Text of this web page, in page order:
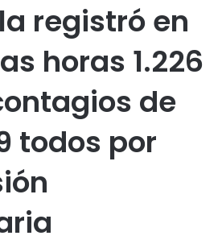
registró en
horas 1.226
de
todos por